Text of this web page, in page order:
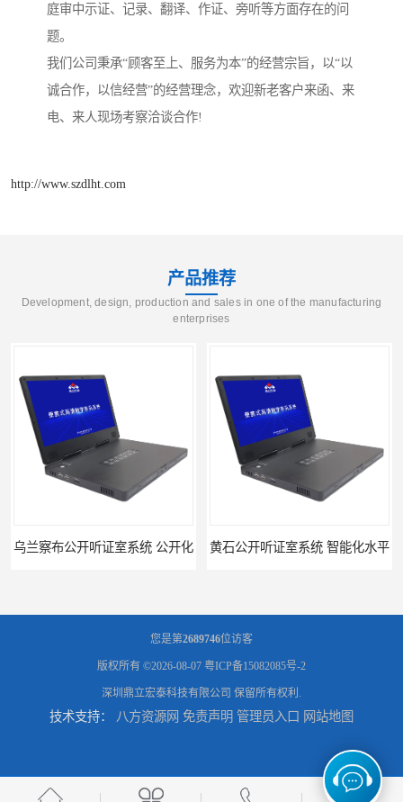
庭审中示证、记录、翻译、作证、旁听等方面存在的问
题。
我们公司秉承“顾客至上、服务为本”的经营宗旨，以“以
诚合作，以信经营”的经营理念，欢迎新老客户来函、来
电、来人现场考察洽谈合作!
http://www.szdlht.com
产品推荐
Development, design, production and sales in one of the manufacturing
enterprises
开听证室系统 公开化 黄石公开听证室系统 智能化水平
黑龙江数字法庭模拟厂家 六盘水模拟法庭厂家
您是第2689746位访客
版权所有 ©2026-08-07 粤ICP备15082085号-2
深圳鼎立宏泰科技有限公司 保留所有权利.
技术支持： 八方资源网 免责声明 管理员入口 网站地图